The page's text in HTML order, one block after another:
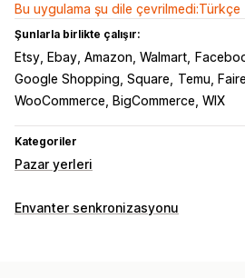
Bu uygulama şu dile çevrilmedi:Türkçe
Şunlarla birlikte çalışır:
Etsy, Ebay, Amazon, Walmart
Google Shopping, Square
Temu,
WooCommerce, BigCommerce, WIX
Kategoriler
Pazar yerleri
Liste kaydı yönetimi
Envanter senkronizasyonu